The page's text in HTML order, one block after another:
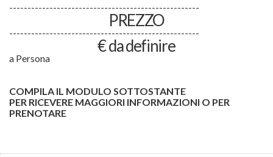
----------------------------------------------------
PREZZO
----------------------------------------------------
€ da definire
a Persona
COMPILA IL MODULO SOTTOSTANTE
PER RICEVERE MAGGIORI INFORMAZIONI O PER
PRENOTARE